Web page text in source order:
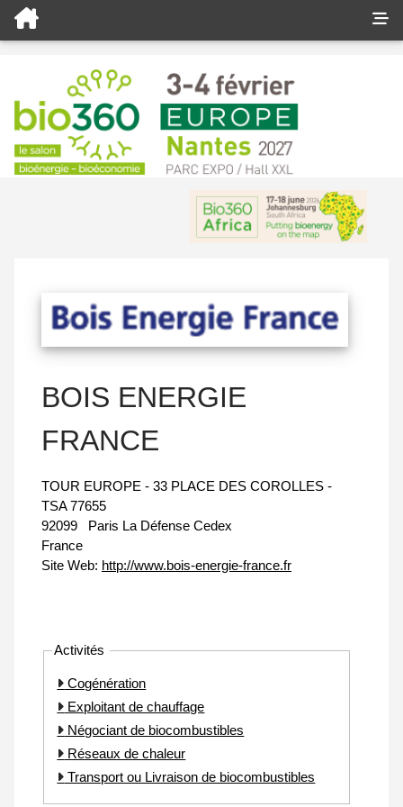
BOIS ENERGIE
FRANCE
TOUR EUROPE - 33 PLACE DES COROLLES -
TSA 77655
92099
Paris La Défense Cedex
France
Site Web: http://www.bois-energie-france.fr
Activités
Cogénération
Exploitant de chauffage
Négociant de biocombustibles
Réseaux de chaleur
Transport ou Livraison de biocombustibles